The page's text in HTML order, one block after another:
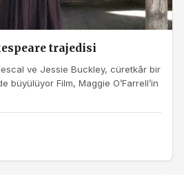
trajedisi
ve Jessie Buckley, cüretkâr bir
büyülüyor Film, Maggie O’Farrell’in